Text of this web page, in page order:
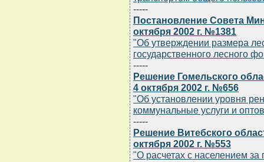
-----
Постановление Совета
октября 2002 г. №1381
"Об утверждении размера
государственного лесного
-----
Решение Гомельского
4 октября 2002 г. №656
"Об установлении уровня
коммунальные услуги и
-----
Решение Витебского
октября 2002 г. №553
"О расчетах с населением